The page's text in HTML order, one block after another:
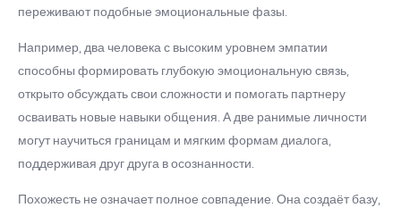
переживают подобные эмоциональные фазы.
Например, два человека с высоким уровнем эмпатии
способны формировать глубокую эмоциональную связь,
открыто обсуждать свои сложности и помогать партнеру
осваивать новые навыки общения. А две ранимые личности
могут научиться границам и мягким формам диалога,
поддерживая друг друга в осознанности.
Похожесть не означает полное совпадение. Она создаёт базу,